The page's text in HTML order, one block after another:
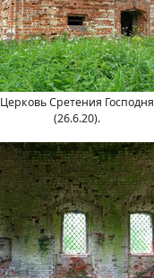
Церковь Сретения Господня
(26.6.20).